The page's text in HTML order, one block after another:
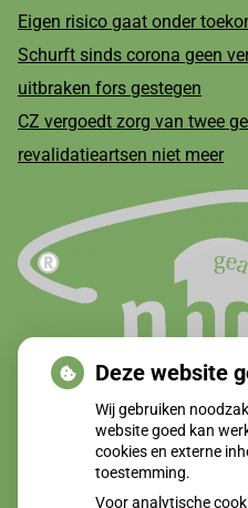
Eigen risico gaat onder
Schurft sinds corona geen
uitbraken fors gestegen
CZ vergoedt zorg van twee
revalidatieartsen niet meer
Deze website
Wij gebruiken
website goed kan
cookies en externe
toestemming.
Voor analytische